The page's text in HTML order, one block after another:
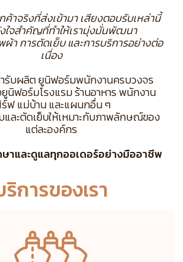
ค้าจริงที่ส่งเข้ามา เสียงตอบรับเหล่านี้
ใจสำคัญที่ทำให้เรามุ่งมั่นพัฒนา
า การตัดเย็บ และการบริการอย่างต่อ
เนื่อง
รับผลิต ยูนิฟอร์มพนักงานครบวงจร
นิฟอร์มโรงแรม ร้านอาหาร พนักงาน
ร์ฟ แม่บ้าน และแผนกอื่น ๆ
ละตัดเย็บให้เหมาะกับภาพลักษณ์ของ
แต่ละองค์กร
าและดูแลทุกออเดอร์อย่างมืออาชีพ
การของเรา